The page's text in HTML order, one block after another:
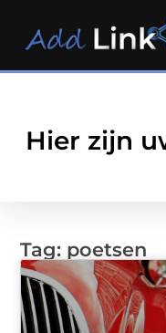
Hier zijn
Tag: poetsen